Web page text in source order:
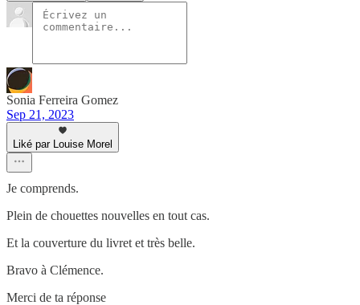
Sonia Ferreira Gomez
Sep 21, 2023
Liké par Louise Morel
Je comprends.
Plein de chouettes nouvelles en tout cas.
Et la couverture du livret et très belle.
Bravo à Clémence.
Merci de ta réponse